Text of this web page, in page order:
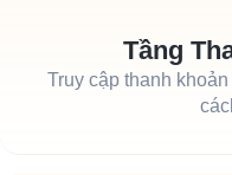
Tầng
Truy cập thanh